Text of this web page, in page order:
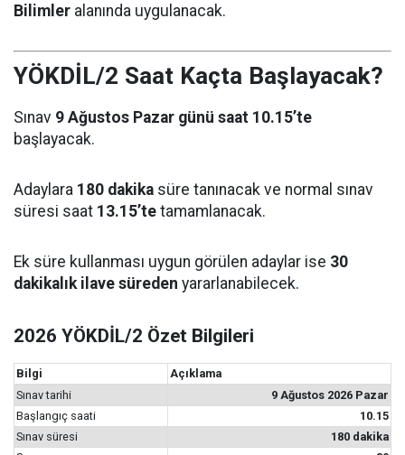
Bilimler alanında uygulanacak.
YÖKDİL/2 Saat Kaçta Başlayacak?
Sınav 9 Ağustos Pazar günü saat 10.15’te
başlayacak.
Adaylara 180 dakika süre tanınacak ve normal sınav
süresi saat 13.15’te tamamlanacak.
Ek süre kullanması uygun görülen adaylar ise 30
dakikalık ilave süreden yararlanabilecek.
2026 YÖKDİL/2 Özet Bilgileri
Bilgi
Açıklama
Sınav tarihi
9 Ağustos 2026 Pazar
Başlangıç saati
10.15
Sınav süresi
180 dakika